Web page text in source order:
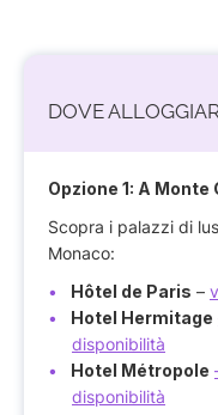
DOVE
Opzione 1: A Monte
Scopra i palazzi di
Monaco:
Hôtel de Paris –
Hotel Hermitage
disponibilità
Hotel Métropole
disponibilità